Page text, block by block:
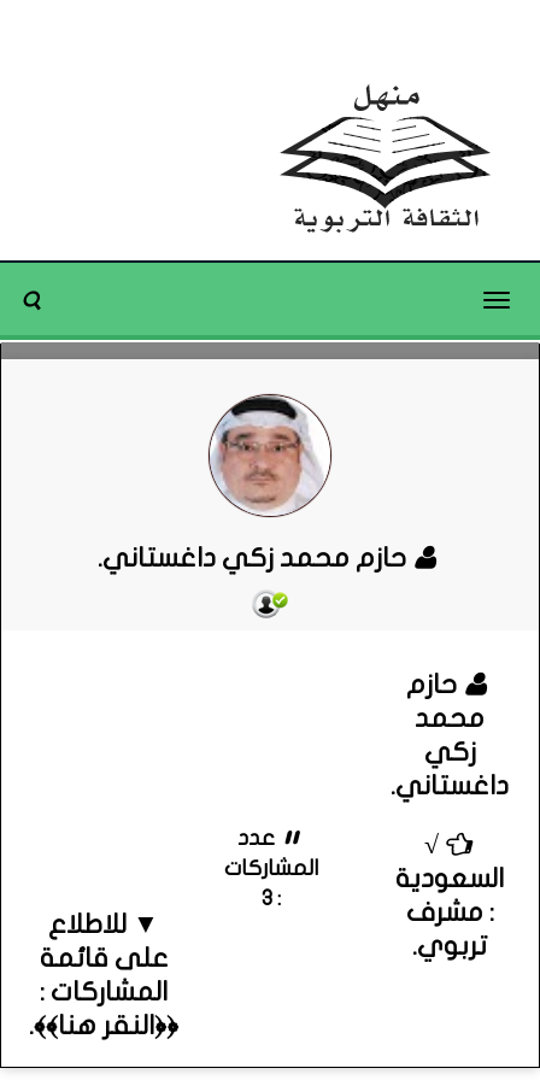
Toggle
حازم محمد زكي داغستاني.
حازم
محمد
زكي
داغستاني.
√
السعودية
: مشرف
تربوي.
عدد
المشاركات
: 3
▼ للاطلاع
على قائمة
المشاركات :
﴿﴿النقر هنا﴾﴾.